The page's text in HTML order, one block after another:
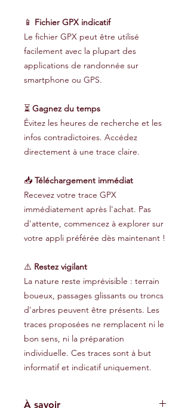
📱 Fichier GPX indicatif
Le fichier GPX peut être utilisé
facilement avec la plupart des
applications de randonnée sur
smartphone ou GPS.
⏳ Gagnez du temps
Évitez les heures de recherche et les
infos contradictoires. Accédez
directement à une trace claire.
📥 Téléchargement immédiat
Recevez votre trace GPX
immédiatement après l'achat. Pas
d'attente, commencez à explorer sur
votre appli préférée dès maintenant !
⚠️ Restez vigilant
La nature reste imprévisible : terrain
boueux, passages glissants ou troncs
d'arbres peuvent être présents. Les
traces proposées ne remplacent ni le
bon sens, ni la préparation
individuelle. Ces traces sont à but
informatif et indicatif uniquement.
À savoir